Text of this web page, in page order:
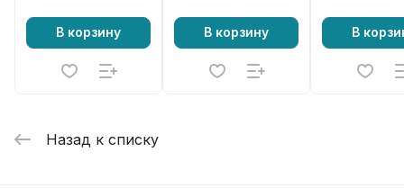
В корзину В корзину В
Назад к списку